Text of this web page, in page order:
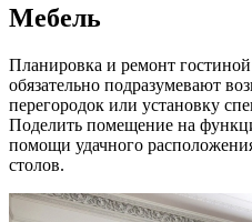
Мебель
Планировка и ремонт
обязательно подразумевают
перегородок или установку
Поделить помещение на
помощи удачного
столов.